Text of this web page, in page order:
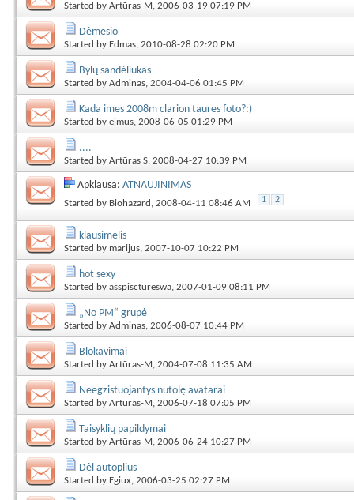
Started by Artūras-M, 2006-03-19 07:19 PM
Dėmesio
Started by Edmas, 2010-08-28 02:20 PM
Bylų sandėliukas
Started by Adminas, 2004-04-06 01:45 PM
Kada imes 2008m clarion taures foto?:)
Started by eimus, 2008-06-05 01:29 PM
....
Started by Artūras S, 2008-04-27 10:39 PM
Apklausa: ATNAUJINIMAS
Started by Biohazard , 2008-04-11 08:46 AM 1 2
klausimelis
Started by marijus, 2007-10-07 10:22 PM
hot sexy
Started by asspisctureswa, 2007-01-09 08:11 PM
„No PM“ grupė
Started by Adminas, 2006-08-07 10:44 PM
Blokavimai
Started by Artūras-M, 2004-07-08 11:35 AM
Neegzistuojantys nutolę avatarai
Started by Artūras-M, 2006-07-18 07:05 PM
Taisyklių papildymai
Started by Artūras-M, 2006-06-24 10:27 PM
Dėl autoplius
Started by Egiux, 2006-03-25 02:27 PM